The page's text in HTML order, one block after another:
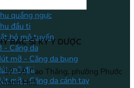
quầng ngực
đầu ti
bỏ mô tuyến
- Căng da
mỡ - Căng da bụng
mỡ đùi
mỡ - Căng da cánh tay
BÁC SĨ KỲ Y DƯỢC
57-59 Cao Thắng, phường Phước
Hoà